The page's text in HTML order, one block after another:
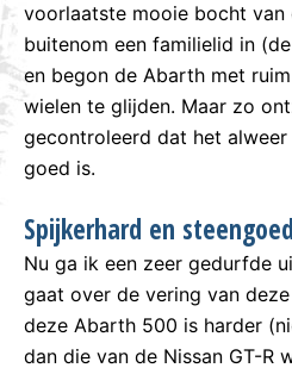
voorlaatste mooie bocht van
buitenom een familielid in
en begon de Abarth met
wielen te glijden. Maar zo
gecontroleerd dat het
goed is.
Spijkerhard en
Nu ga ik een zeer gedurfde
gaat over de vering van
deze Abarth 500 is harder
dan die van de Nissan GT-R